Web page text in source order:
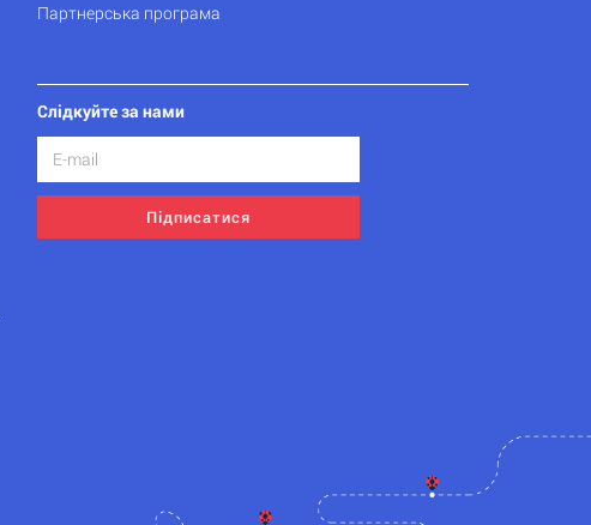
Партнерська програма
Слідкуйте за нами
Підписатися